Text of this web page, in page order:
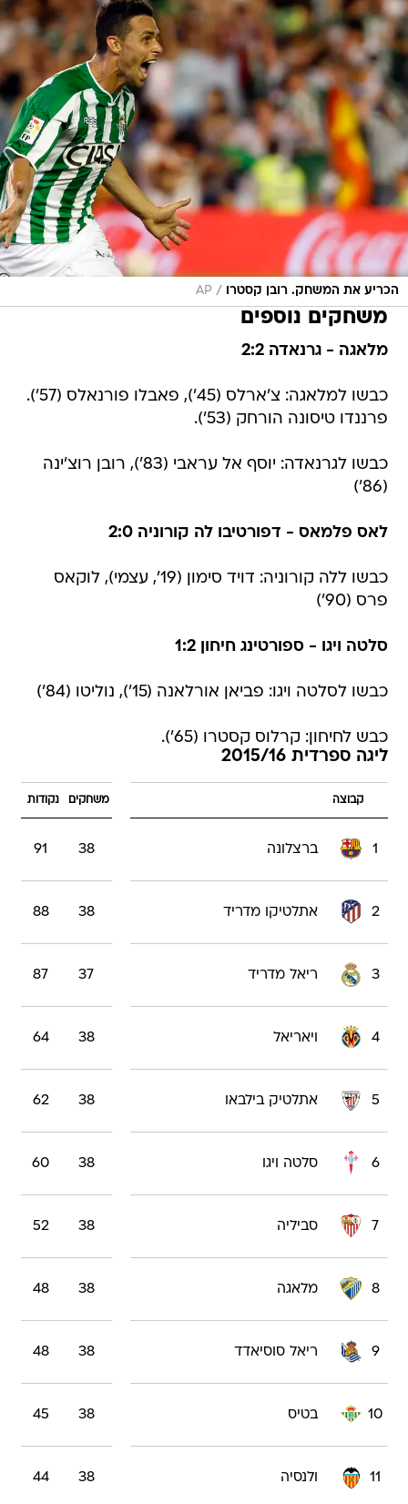
הכריע את המשחק. רובן קסטרו /
AP
משחקים נוספים
מלאגה - גרנאדה 2:2
כבשו למלאגה: צ'ארלס (45'), פאבלו פורנאלס (57').
פרננדו טיסונה הורחק (53').
כבשו לגרנאדה: יוסף אל עראבי (83'), רובן רוצ'ינה
(86')
לאס פלמאס - דפורטיבו לה קורוניה 2:0
כבשו ללה קורוניה: דויד סימון (19', עצמי), לוקאס
פרס (90')
סלטה ויגו - ספורטינג חיחון 1:2
כבשו לסלטה ויגו: פביאן אורלאנה (15'), נוליטו (84')
כבש לחיחון: קרלוס קסטרו (65').
ליגה ספרדית 2015/16
קבוצה משחקים נקודות
1 ברצלונה 38
91
2 אתלטיקו מדריד 38
88
3 ריאל מדריד 37
87
4 ויאריאל 38
64
5 אתלטיק בילבאו 38
62
6 סלטה ויגו 38
60
7 סביליה 38
52
8 מלאגה 38
48
9 ריאל סוסיאדד 38
48
10 בטיס 38
45
11 ולנסיה 38
44